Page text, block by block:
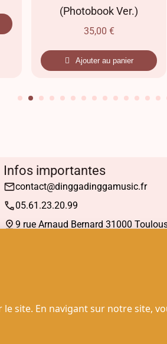
(Photobook Ver.)
35,00 €
Ajouter au panier
Infos importantes
contact@dinggadinggamusic.fr
05.61.23.20.99
9 rue Arnaud Bernard 31000